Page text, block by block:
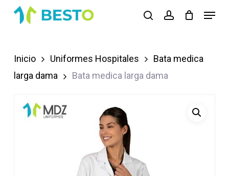
Skip
content
searchaccount
Menu
Inicio Uniformes Hospitales
Bata medica
larga dama
Bata medica larga dama